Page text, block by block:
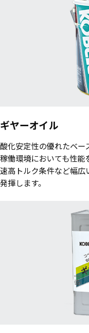
ギヤーオイル
酸化安定性の優れたベ
稼働環境においても性能
速高トルク条件など幅
発揮します。